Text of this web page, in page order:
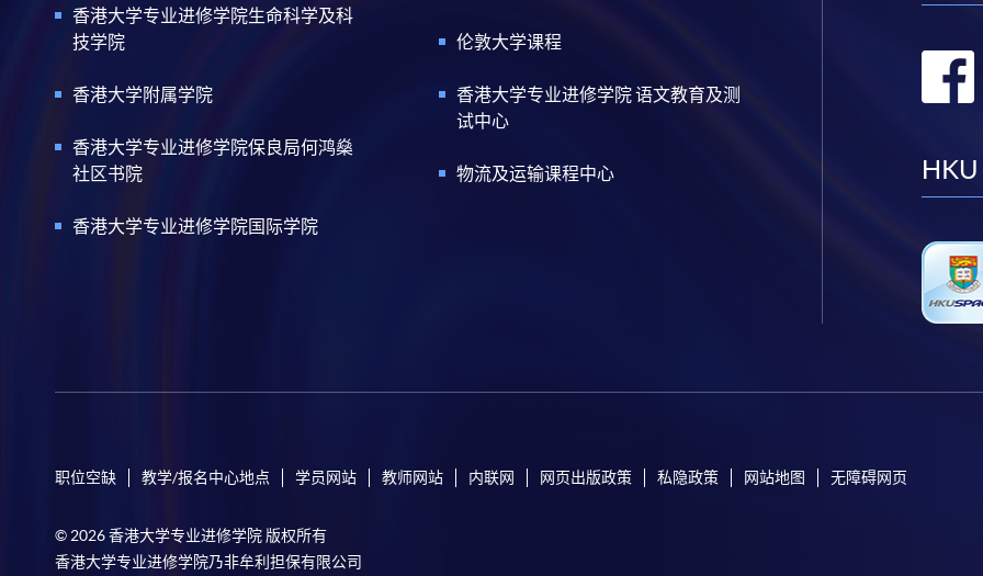
香港大学专业进修学院生命科学及科
技学院
香港大学附属学院
香港大学专业进修学院保良局何鸿燊
社区书院
香港大学专业进修学院国际学院
伦敦大学课程
香港大学专业进修学院 语文教育及测
试中心
物流及运输课程中心 HKU
职位空缺 教学/报名中心地点 学员网站 教师网站 内联网 网页出版政策 私隐政策 网站地图 无障碍网页
© 2026 香港大学专业进修学院 版权所有
香港大学专业进修学院乃非牟利担保有限公司